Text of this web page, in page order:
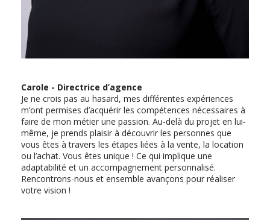
Carole - Directrice d’agence
Je ne crois pas au hasard, mes différentes expériences
m’ont permises d’acquérir les compétences nécessaires à
faire de mon métier une passion. Au-delà du projet en lui-
même, je prends plaisir à découvrir les personnes que
vous êtes à travers les étapes liées à la vente, la location
ou l’achat. Vous êtes unique ! Ce qui implique une
adaptabilité et un accompagnement personnalisé.
Rencontrons-nous et ensemble avançons pour réaliser
votre vision !